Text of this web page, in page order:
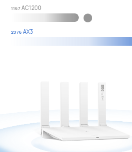
1167AC1200
2976 AX3